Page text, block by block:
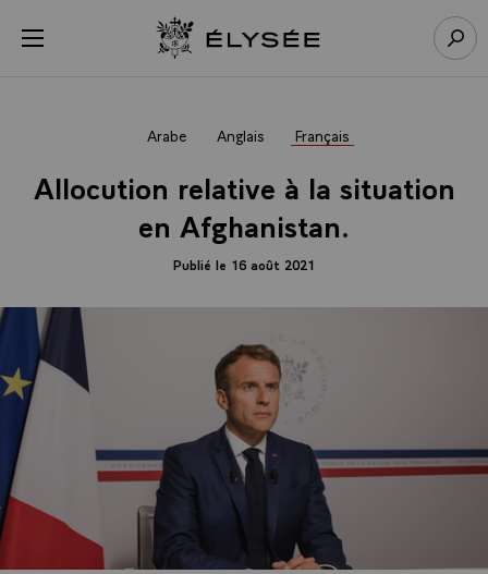
menu Retour à l’accueil Élysée
Arabe Anglais Français
Allocution relative à la situation
en Afghanistan.
Publié le 16 août 2021
Panneau de gestion des cookies